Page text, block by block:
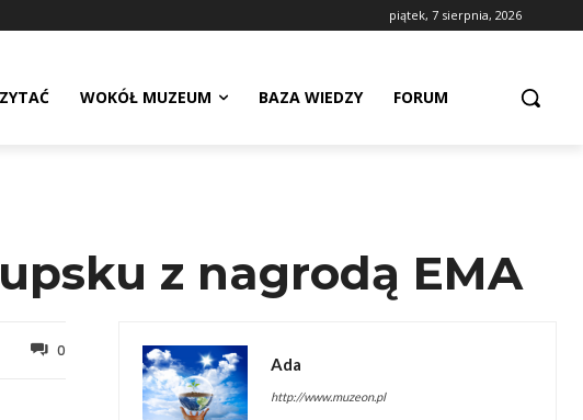
piątek, 7 sierpnia, 2026
WOKÓŁ MUZEUM BAZA WIEDZY FORUM
z nagrodą EMA
0
Ada
http://www.muzeon.pl